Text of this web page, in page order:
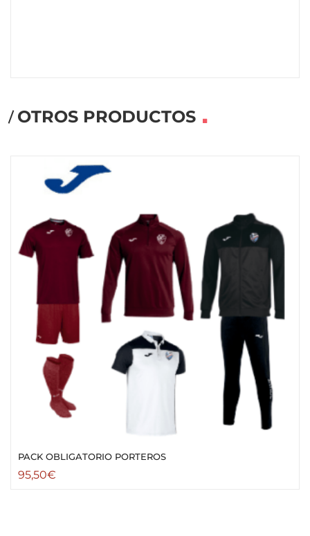
OTROS PRODUCTOS
PACK OBLIGATORIO PORTEROS
95,50€